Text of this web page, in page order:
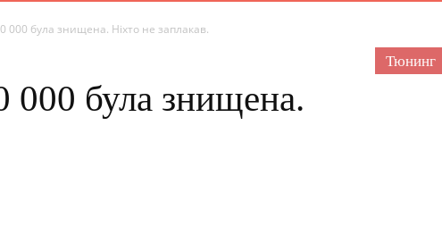
000 була знищена. Ніхто не заплакав.
000 була знищена.
Тюнинг